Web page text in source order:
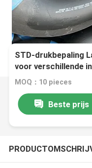
STD-drukbepaling
voor verschillende
A234 WPB ASME
MOQ：10 pieces
Beste prijs